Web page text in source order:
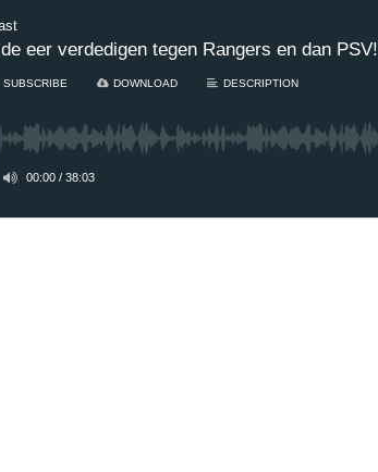
eer verdedigen tegen Rangers en dan PSV!
SUBSCRIBE DOWNLOAD DESCRIPTION
00:00 / 38:03